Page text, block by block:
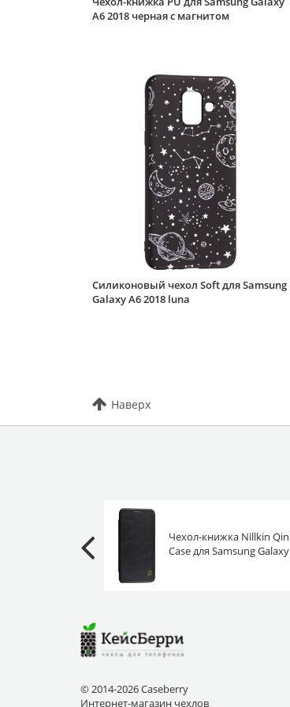
A6 2018 черная с магнитом
Силиконовый чехол Soft для Samsung
Galaxy A6 2018 luna
Наверх
Чехол-книжка Nillkin Qin
Case для Samsung Galaxy
© 2014-2026 Caseberry
Интернет-магазин чехлов